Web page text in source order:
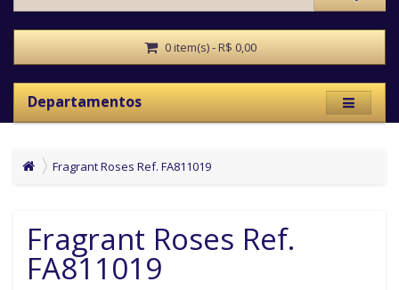
0 item(s) - R$ 0,00
Departamentos
Fragrant Roses Ref. FA811019
Fragrant Roses Ref.
FA811019